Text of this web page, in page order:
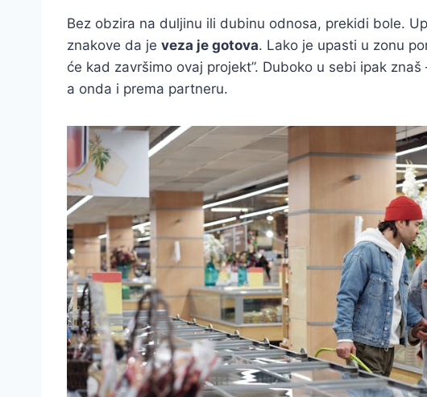
Bez obzira na duljinu ili dubinu odnosa, prekidi bole.
znakove da je veza je gotova. Lako je upasti u zonu
će kad završimo ovaj projekt”. Duboko u sebi ipak
a onda i prema partneru.